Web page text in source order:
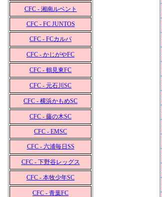
CFC - 湘南ルベント
CFC - FC JUNTOS
CFC - FCカルパ
CFC - かじがやFC
CFC - 鶴見東FC
CFC - 元石川SC
CFC - 横浜かもめSC
CFC - 藤の木SC
CFC - EMSC
CFC - 六浦毎日SS
CFC - 下野谷レッグス
CFC - 本牧少年SC
CFC - 青葉FC